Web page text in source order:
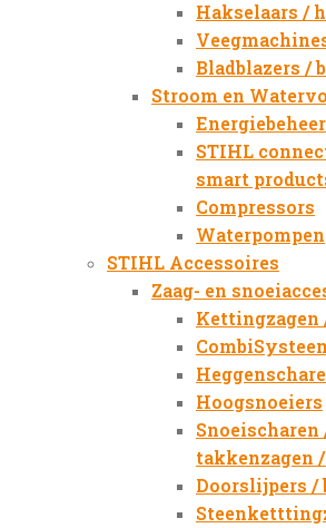
Hakselaars /
Bladblazers /
Stroom en
Energiebeheer
STIHL
smart
Compressors
Waterpompen
STIHL Accessoires
Zaag- en
Kettingzagen
Hoogsnoeiers
takkenzagen
Doorslijpers /